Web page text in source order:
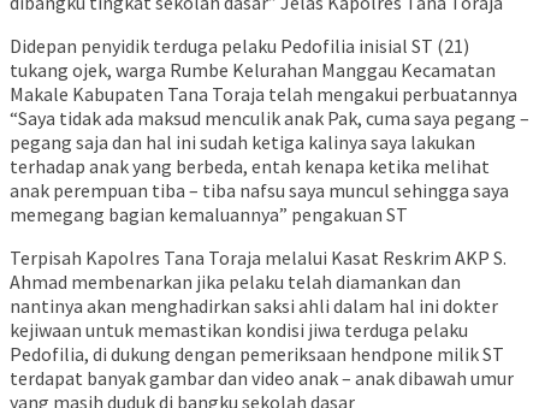
Didepan penyidik terduga pelaku Pedofilia inisial ST (21)
tukang ojek, warga Rumbe Kelurahan Manggau Kecamatan
Makale Kabupaten Tana Toraja telah mengakui perbuatannya
“Saya tidak ada maksud menculik anak Pak, cuma saya pegang –
pegang saja dan hal ini sudah ketiga kalinya saya lakukan
terhadap anak yang berbeda, entah kenapa ketika melihat
anak perempuan tiba – tiba nafsu saya muncul sehingga saya
memegang bagian kemaluannya” pengakuan ST
Terpisah Kapolres Tana Toraja melalui Kasat Reskrim AKP S.
Ahmad membenarkan jika pelaku telah diamankan dan
nantinya akan menghadirkan saksi ahli dalam hal ini dokter
kejiwaan untuk memastikan kondisi jiwa terduga pelaku
Pedofilia, di dukung dengan pemeriksaan hendpone milik ST
terdapat banyak gambar dan video anak – anak dibawah umur
yang masih duduk di bangku sekolah dasar